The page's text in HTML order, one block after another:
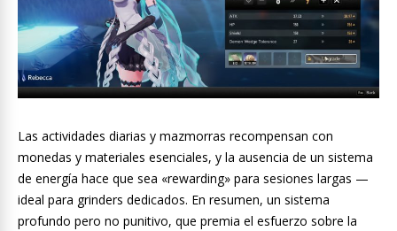
Las actividades diarias y mazmorras recompensan con
monedas y materiales esenciales, y la ausencia de un sistema
de energía hace que sea «rewarding» para sesiones largas —
ideal para grinders dedicados. En resumen, un sistema
profundo pero no punitivo, que premia el esfuerzo sobre la